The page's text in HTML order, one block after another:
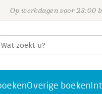
Op werkdagen voor 23:00
Overige boeken